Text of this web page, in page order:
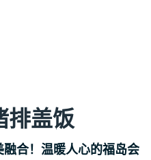
排盖饭
合！温暖人心的福岛会